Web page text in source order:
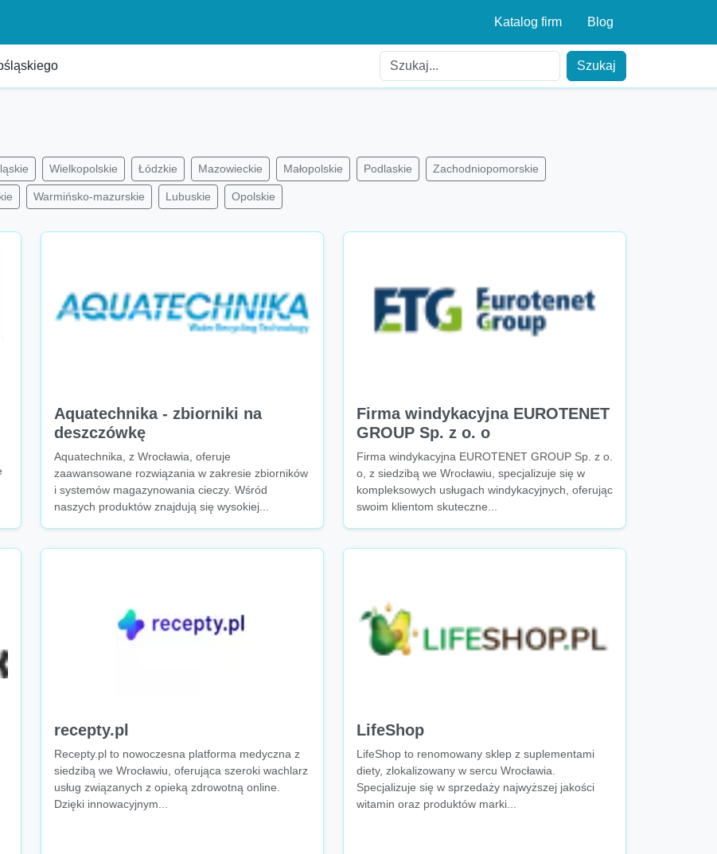
Katalog firm Blog
Szukaj
Wielkopolskie Łódzkie Mazowieckie Małopolskie Podlaskie Zachodniopomorskie
Warmińsko-mazurskie Lubuskie Opolskie
Aquatechnika - zbiorniki na
deszczówkę
Aquatechnika, z Wrocławia, oferuje
zaawansowane rozwiązania w zakresie zbiorników
i systemów magazynowania cieczy. Wśród
naszych produktów znajdują się wysokiej...
Firma windykacyjna EUROTENET
GROUP Sp. z o. o
Firma windykacyjna EUROTENET GROUP Sp. z o.
o, z siedzibą we Wrocławiu, specjalizuje się w
kompleksowych usługach windykacyjnych, oferując
swoim klientom skuteczne...
recepty.pl
Recepty.pl to nowoczesna platforma medyczna z
siedzibą we Wrocławiu, oferująca szeroki wachlarz
usług związanych z opieką zdrowotną online.
Dzięki innowacyjnym...
LifeShop
LifeShop to renomowany sklep z suplementami
diety, zlokalizowany w sercu Wrocławia.
Specjalizuje się w sprzedaży najwyższej jakości
witamin oraz produktów marki...